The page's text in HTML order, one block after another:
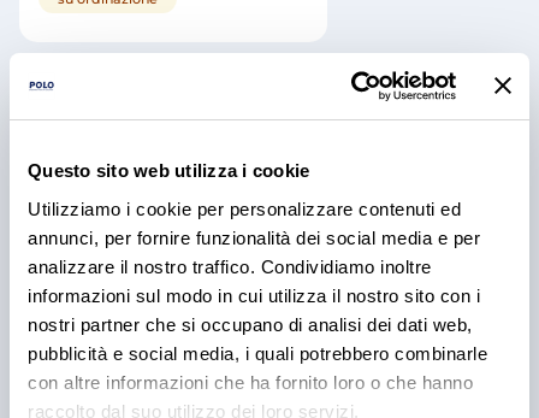
Questo sito web utilizza i cookie
Utilizziamo i cookie per personalizzare contenuti ed
annunci, per fornire funzionalità dei social media e per
analizzare il nostro traffico. Condividiamo inoltre
informazioni sul modo in cui utilizza il nostro sito con i
nostri partner che si occupano di analisi dei dati web,
pubblicità e social media, i quali potrebbero combinarle
con altre informazioni che ha fornito loro o che hanno
raccolto dal suo utilizzo dei loro servizi.
Articoli e Iniziative